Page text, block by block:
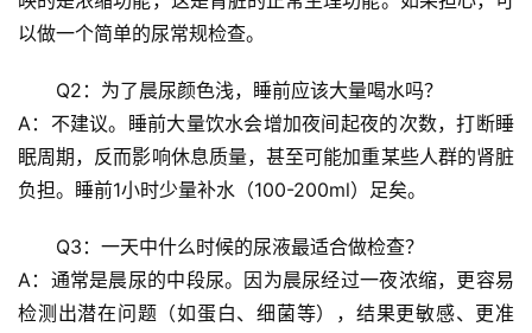
驿
站
求
真
以做一个简单的尿常规检查。
Q2：为了晨尿颜色浅，睡前应该大量喝水吗？
A： 不建议。睡前大量饮水会增加夜间起夜的次数，打断睡
眠周期，反而影响休息质量，甚至可能加重某些人群的肾脏
负担。睡前1小时少量补水（100-200ml）足矣。
Q3：一天中什么时候的尿液最适合做检查？
A： 通常是晨尿的中段尿。因为晨尿经过一夜浓缩，更容易
检测出潜在问题（如蛋白、细菌等），结果更敏感、更准